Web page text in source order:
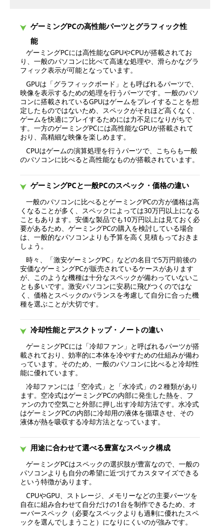
ゲーミングPCの高性能パーツとグラフィック性
能
ゲーミングPCには高性能なGPUやCPUが搭載されてお
り、一般のパソコンに比べて高速な処理や、滑らかなグラ
フィック表示が可能となっています。
GPUは「グラフィックボード」とも呼ばれるパーツで、
映像を表示するための処理を行うパーツです。一般のパソ
コンに搭載されているGPUはゲームをプレイすることを想
定したものではないため、スペックがそれほど高くなく、
ゲームを快適にプレイするためには力不足になりがちで
す。一方のゲーミングPCには高性能なGPUが搭載されて
おり、高精細な映像を楽しめます。
CPUはゲームの演算処理を行うパーツで、こちらも一般
のパソコンに比べると高性能なものが搭載されています。
ゲーミングPCと一般PCのスペック・価格の違い
一般のパソコンに比べるとゲーミングPCの方が価格は高
くなることが多く、スペックによっては30万円以上になる
こともあります。安価な製品でも10万円以上は見ておく必
要があるため、ゲーミングPCの購入を検討している場合
は、一般的なパソコンよりも予算を高く見積もっておきま
しょう。
時々、「激安ゲーミングPC」などの名目で5万円前後の
安価なゲーミングPCが販売されているケースがあります
が、このような機種は十分なスペックが備わっていないこ
とも多いです。激安パソコンに安易に飛びつくのではな
く、価格とスペックのバランスを考慮して自分に合った機
種を選ぶことが大切です。
冷却性能とデスクトップ・ノートの違い
ゲーミングPCには「冷却ファン」と呼ばれるパーツが搭
載されており、効率的に本体を冷やすための仕組みが備わ
っています。そのため、一般のパソコンに比べると冷却性
能に優れています。
冷却ファンには「空冷式」と「水冷式」の２種類があり
ます。空冷式はゲーミングPCの内部に発生した熱を、フ
ァンの力で空気ごと外部に押し出す冷却方法です。水冷式
はゲーミングPCの内部に冷却用の液体を循環させ、その
液体が熱を吸収する冷却方法となっています。
用途に合わせて選べる豊富なスペック構成
ゲーミングPCはスペックの選択肢が豊富なので、一般の
パソコンよりも自分の希望に近づけてカスタマイズできる
という特徴があります。
CPUやGPU、ストレージ、メモリーなどの主要パーツを
自在に組み合わせて自分だけの1台を制作できるため、オ
ーバースペック（必要なスペックよりも過剰に優れたスペ
ックを選んでしまうこと）になりにくいのが強みです。